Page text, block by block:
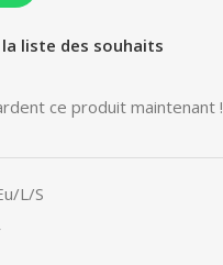
liste des souhaits
ce produit maintenant !
L/S